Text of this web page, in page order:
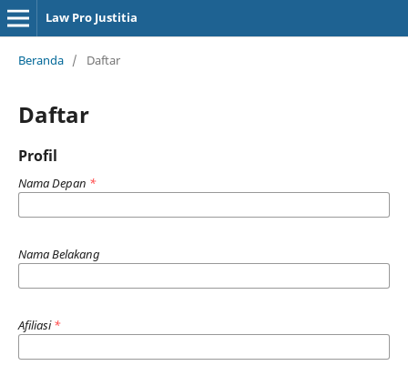
Law Pro Justitia
Beranda / Daftar
Daftar
Profil
Nama Depan *
Nama Belakang
Afiliasi*